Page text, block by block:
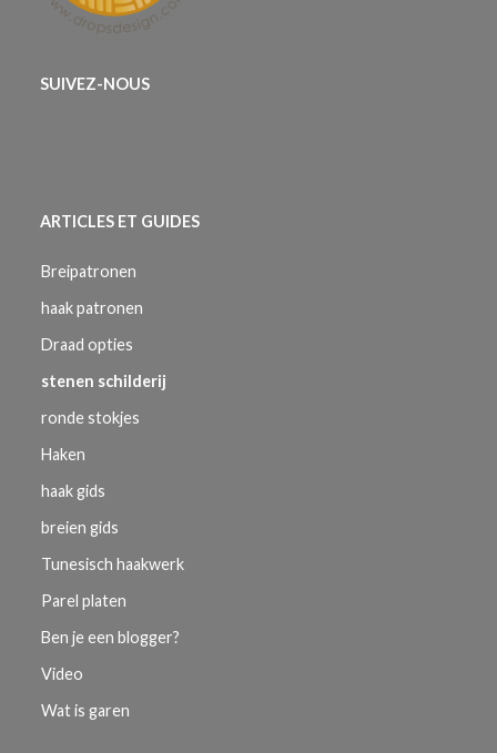
SUIVEZ-NOUS
ARTICLES ET GUIDES
Breipatronen
haak patronen
Draad opties
stenen schilderij
ronde stokjes
Haken
haak gids
breien gids
Tunesisch haakwerk
Parel platen
Ben je een blogger?
Video
Wat is garen